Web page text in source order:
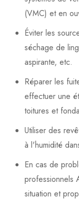
(VMC) et en
Éviter les
séchage de
aspirante, etc.
Réparer les
effectuer une
toitures et
Utiliser des
à l'humidité
En cas de
professionnels
situation et